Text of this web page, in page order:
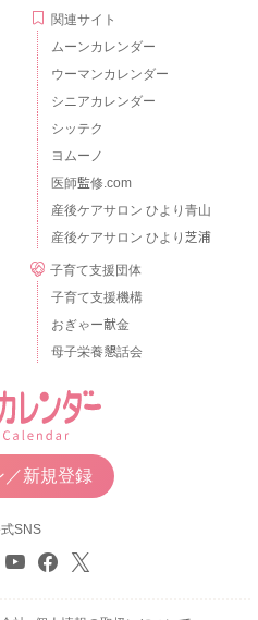
関連サイト
ムーンカレンダー
ウーマンカレンダー
シニアカレンダー
シッテク
ヨムーノ
医師監修.com
産後ケアサロン ひより青山
産後ケアサロン ひより芝浦
子育て支援団体
子育て支援機構
おぎゃー献金
母子栄養懇話会
／新規登録
SNS